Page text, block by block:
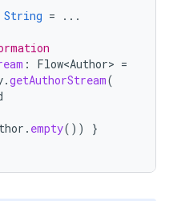
String = ...
: Flow<Author> =
.getAuthorStream(
. empty())
}